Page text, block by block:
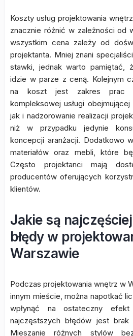
Koszty usług projektowania
znacznie różnić w zależności od
wszystkim cena zależy od
projektanta. Mniej znani
stawki, jednak warto pamiętać,
idzie w parze z ceną. Kolejnym
na koszt jest zakres prac
kompleksowej usługi
jak i nadzorowanie realizacji
niż w przypadku jedynie
koncepcji aranżacji. Dodatkowo
materiałów oraz mebli, które
Często projektanci mają
producentów oferujących
klientów.
Jakie są
błędy w
Warszawie
Podczas projektowania wnętrz w
innym mieście, można napotkać
wpłynąć na ostateczny
najczęstszych błędów jest brak
Mieszanie różnych stylów